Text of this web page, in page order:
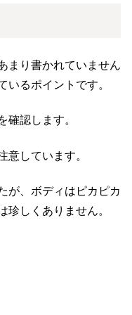
まり書かれていません
いるポイントです。
確認します。
意しています。
が、ボディはピカピカ
珍しくありません。